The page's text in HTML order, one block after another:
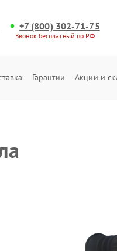
+7 (800) 302-71-75
Звонок бесплатный по РФ
Гарантии Акции и